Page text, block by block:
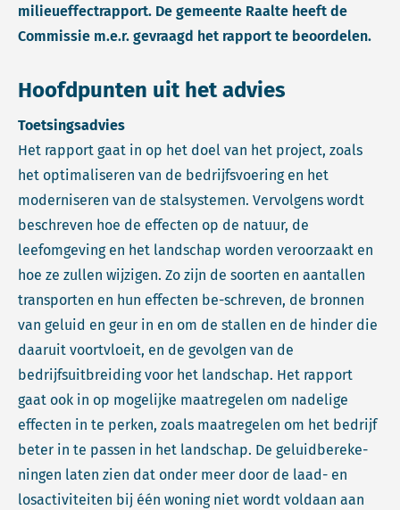
milieueffectrapport. De gemeente Raalte heeft de
Commissie m.e.r. gevraagd het rapport te beoordelen.
Hoofdpunten uit het advies
Toetsingsadvies
Het rapport gaat in op het doel van het project, zoals
het optimaliseren van de bedrijfsvoering en het
moderniseren van de stalsystemen. Vervolgens wordt
beschreven hoe de effecten op de natuur, de
leefomgeving en het landschap worden veroorzaakt en
hoe ze zullen wijzigen. Zo zijn de soorten en aantallen
transporten en hun effecten be-schreven, de bronnen
van geluid en geur in en om de stallen en de hinder die
daaruit voortvloeit, en de gevolgen van de
bedrijfsuitbreiding voor het landschap. Het rapport
gaat ook in op mogelijke maatregelen om nadelige
effecten in te perken, zoals maatregelen om het bedrijf
beter in te passen in het landschap. De geluidbereke-
ningen laten zien dat onder meer door de laad- en
losactiviteiten bij één woning niet wordt voldaan aan